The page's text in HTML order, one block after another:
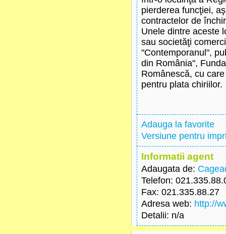
pierderea funcţiei,
contractelor de
Unele dintre aceste
sau societăţi
"Contemporanul",
din România",
Românescă, cu
pentru plata chiriilor.
Adauga la favorite
Versiune pentru
Informatii agent
Adaugata de:
Telefon:
Fax: 021.335.88.27
Adresa web: http://
Detalii: n/a